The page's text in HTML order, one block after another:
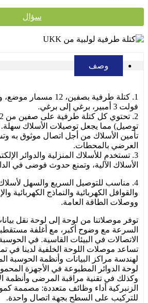
سؤال
وصف
فولت 3 أمبير، برغي إلى برغي.
توصيل) مما يجعل توصيلات الأسلاك
تأمين الأسلاك من أجل اتصال موثوق به
العرضي بالمحطات.
3. تستخدم للأسلاك المنزلية والدوائر
الأسلاك الآلية، وتمنع حدوث فوضى في
4. مناسب للتوصيل السريع والسهل
والقوافل الكهربائية والنماذج الكهربائية
ووصلات الطاقة العامة.
توفر موصلاتنا من لوحة إلى لوحة نقل
السرعة مع وضوح أكبر، مع أغلفة
الاتصالات في البيئات القاسية. في
تساعد موصلات اللوحة الخلفية لدينا في
لهندسة مراكز البيانات وأنظمة الحوسبة
لوحة الدوائر المطبوعة في الأجهزة
وكذلك في تقنية مراقبة المرضى وأنظمة
الزنبركية أداء وظائف متعددة: مصممة
للتركيب على السطح بجهة اتصال واحدة.